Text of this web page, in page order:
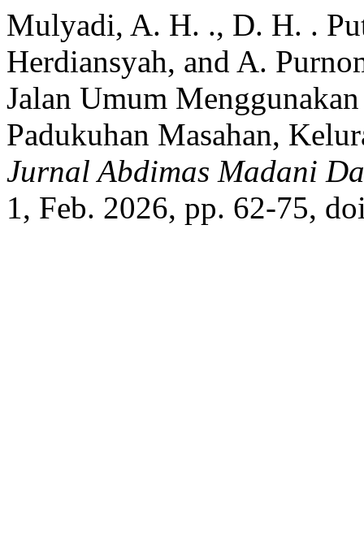
Mulyadi, A. H. ., D. H. .
Herdiansyah, and A.
Jalan Umum
Padukuhan Masahan,
Jurnal Abdimas Madani
1, Feb. 2026, pp. 62-75,